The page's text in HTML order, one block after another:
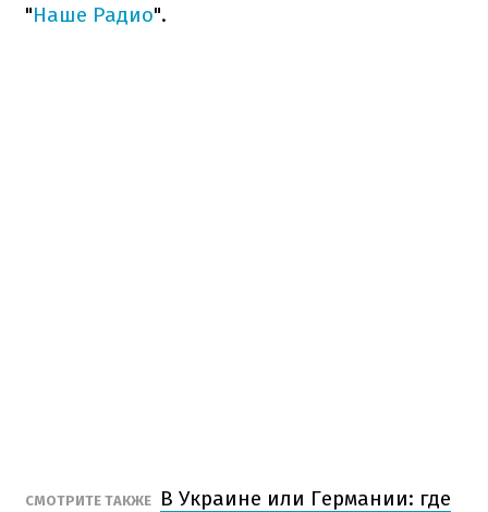
"Наше Радио".
СМОТРИТЕ ТАКЖЕ
В Украине или Германии: где